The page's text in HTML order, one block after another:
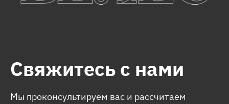
Свяжитесь с нами
Мы проконсультируем вас и рассчитаем